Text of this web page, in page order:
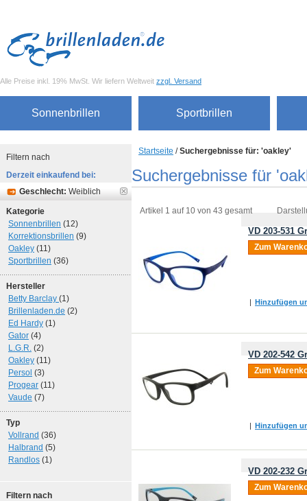
Alle Preise inkl. 19% MwSt. Wir liefern Weltweit zzgl. Versand
Sonnenbrillen Sportbrillen
Startseite /Suchergebnisse für: 'oakley'
Suchergebnisse für
Artikel 1 auf 10 von 43 gesamt
VD 203-531
Zum
| Hinzufügen
VD 202-542
Zum
| Hinzufügen
VD 202-232
Zum
Filtern nach
Derzeit einkaufend bei:
Geschlecht: Weiblich
Kategorie
Sonnenbrillen (12)
Korrektionsbrillen (9)
Oakley (11)
Sportbrillen (36)
Hersteller
Betty Barclay (1)
Brillenladen.de (2)
Ed Hardy (1)
Gator (4)
L.G.R. (2)
Oakley (11)
Persol (3)
Progear (11)
Vaude (7)
Typ
Vollrand (36)
Halbrand (5)
Randlos (1)
Filtern nach